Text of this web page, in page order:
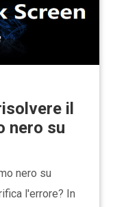
il
nero su
nero su
l'errore? In